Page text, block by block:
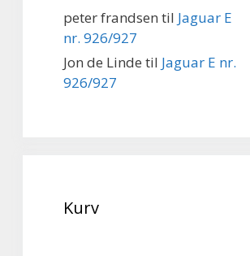
peter frandsen til Jaguar E
nr. 926/927
Jon de Linde til Jaguar E nr.
926/927
Kurv